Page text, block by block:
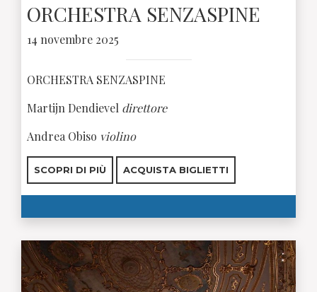
ORCHESTRA SENZASPINE
14 novembre 2025
ORCHESTRA SENZASPINE
Martijn Dendievel direttore
Andrea Obiso violino
SCOPRI DI PIÙ ACQUISTA BIGLIETTI